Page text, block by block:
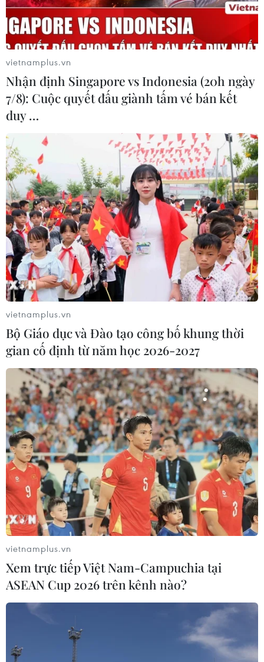
Trực thăng chở Tổng thống
Iran gặp nạn
Trực thăng chở Tổng thống Iran gặp nạn khi đang bay
qua địa hình núi trong sương mù dày đặc khi vừa kết
thúc chuyến thăm Azerbaijan. (Ảnh: AFP/TTXVN)
vietnamplus.vn
Nhận định Singapore vs Indonesia (20h ngày
7/8): Cuộc quyết đấu giành tấm vé bán kết
duy …
vietnamplus.vn
Bộ Giáo dục và Đào tạo công bố khung thời
gian cố định từ năm học 2026-2027
vietnamplus.vn
Xem trực tiếp Việt Nam-Campuchia tại
ASEAN Cup 2026 trên kênh nào?